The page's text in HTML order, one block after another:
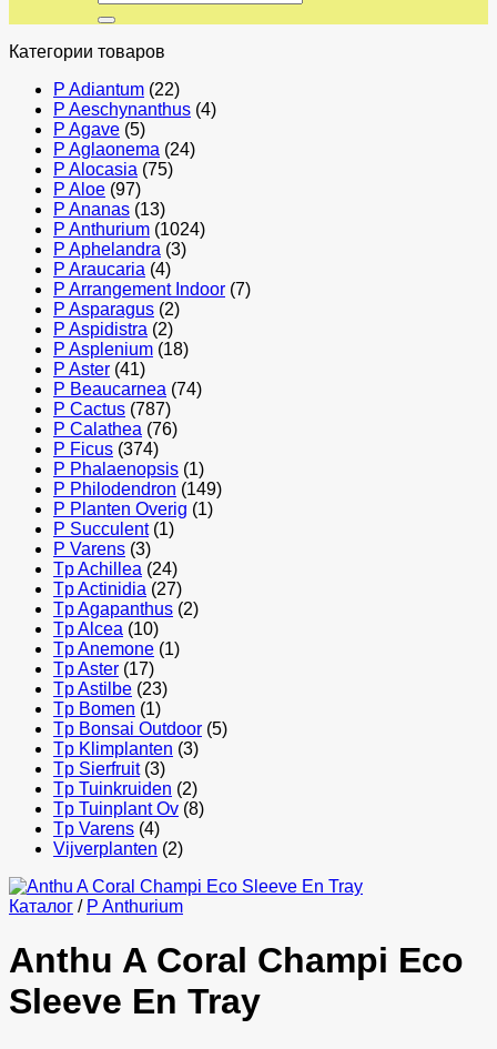
Категории товаров
P Adiantum (22)
P Aeschynanthus (4)
P Agave (5)
P Aglaonema (24)
P Alocasia (75)
P Aloe (97)
P Ananas (13)
P Anthurium (1024)
P Aphelandra (3)
P Araucaria (4)
P Arrangement Indoor (7)
P Asparagus (2)
P Aspidistra (2)
P Asplenium (18)
P Aster (41)
P Beaucarnea (74)
P Cactus (787)
P Calathea (76)
P Ficus (374)
P Phalaenopsis (1)
P Philodendron (149)
P Planten Overig (1)
P Succulent (1)
P Varens (3)
Tp Achillea (24)
Tp Actinidia (27)
Tp Agapanthus (2)
Tp Alcea (10)
Tp Anemone (1)
Tp Aster (17)
Tp Astilbe (23)
Tp Bomen (1)
Tp Bonsai Outdoor (5)
Tp Klimplanten (3)
Tp Sierfruit (3)
Tp Tuinkruiden (2)
Tp Tuinplant Ov (8)
Tp Varens (4)
Vijverplanten (2)
Каталог / P Anthurium
Anthu A Coral Champi Eco
Sleeve En Tray